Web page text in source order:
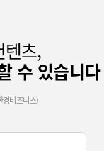
텐츠,
수 있습니다
경비즈니스)